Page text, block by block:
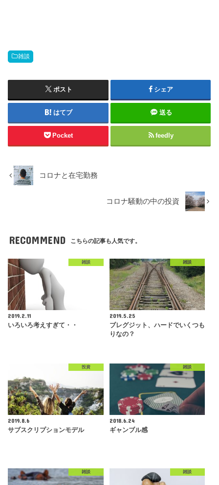
雑談
ポスト シェア
はてブ 送る
Pocket feedly
コロナと在宅勤務
コロナ騒動の中の投資
RECOMMEND こちらの記事も人気です。
雑談
2019.2.11
いろいろ考えすぎて・・
雑談
2019.5.25
ブレグジット、ハードでいくつも
りなの？
投資
2019.8.6
サブスクリプションモデル
雑談
2018.6.24
ギャンブル感
雑談 雑談